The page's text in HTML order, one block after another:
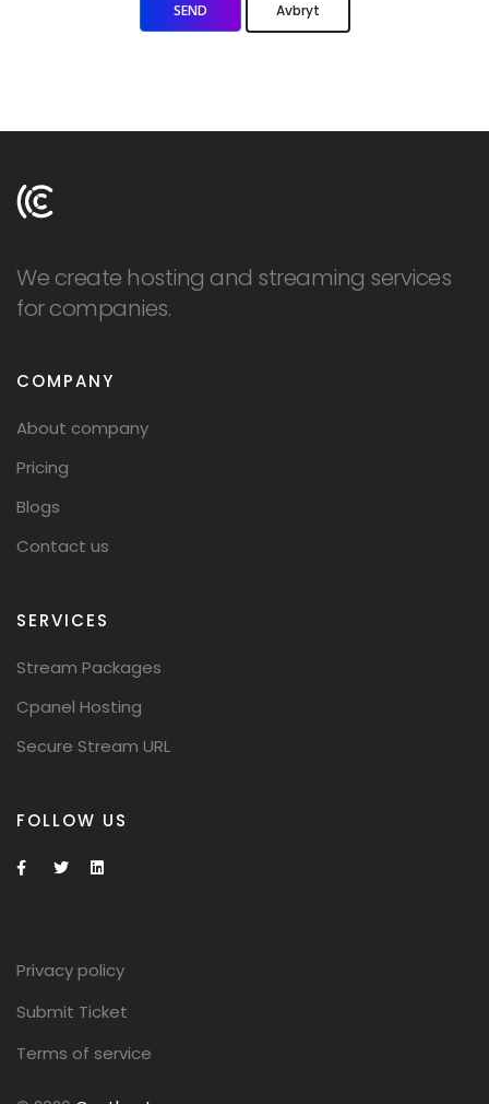
Avbryt
We create hosting and streaming services
for companies.
COMPANY
About company
Pricing
Blogs
Contact us
SERVICES
Stream Packages
Cpanel Hosting
Secure Stream URL
FOLLOW US
Privacy policy
Submit Ticket
Terms of service